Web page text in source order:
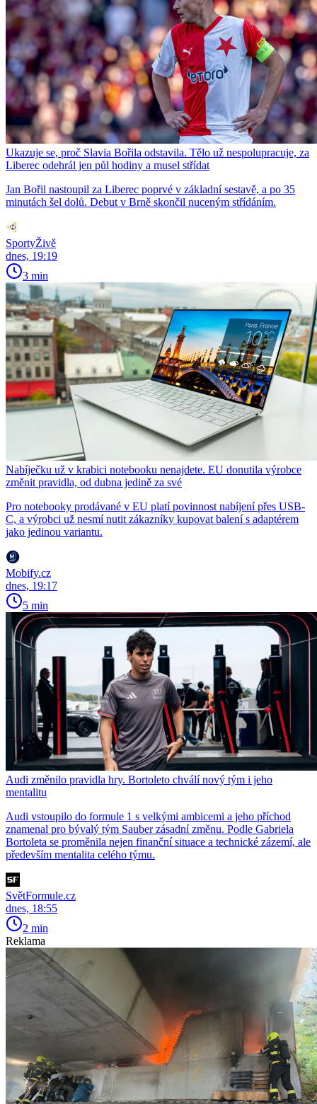
Ukazuje se, proč Slavia Bořila odstavila. Tělo už nespolupracuje, za
Liberec odehrál jen půl hodiny a musel střídat
Jan Bořil nastoupil za Liberec poprvé v základní sestavě, a po 35
minutách šel dolů. Debut v Brně skončil nuceným střídáním.
SportyŽivě
dnes, 19:19
3 min
Nabíječku už v krabici notebooku nenajdete. EU donutila výrobce
změnit pravidla, od dubna jedině za své
Pro notebooky prodávané v EU platí povinnost nabíjení přes USB-
C, a výrobci už nesmí nutit zákazníky kupovat balení s adaptérem
jako jedinou variantu.
Mobify.cz
dnes, 19:17
5 min
Audi změnilo pravidla hry. Bortoleto chválí nový tým i jeho
mentalitu
Audi vstoupilo do formule 1 s velkými ambicemi a jeho příchod
znamenal pro bývalý tým Sauber zásadní změnu. Podle Gabriela
Bortoleta se proměnila nejen finanční situace a technické zázemí, ale
především mentalita celého týmu.
SvětFormule.cz
dnes, 18:55
2 min
Reklama